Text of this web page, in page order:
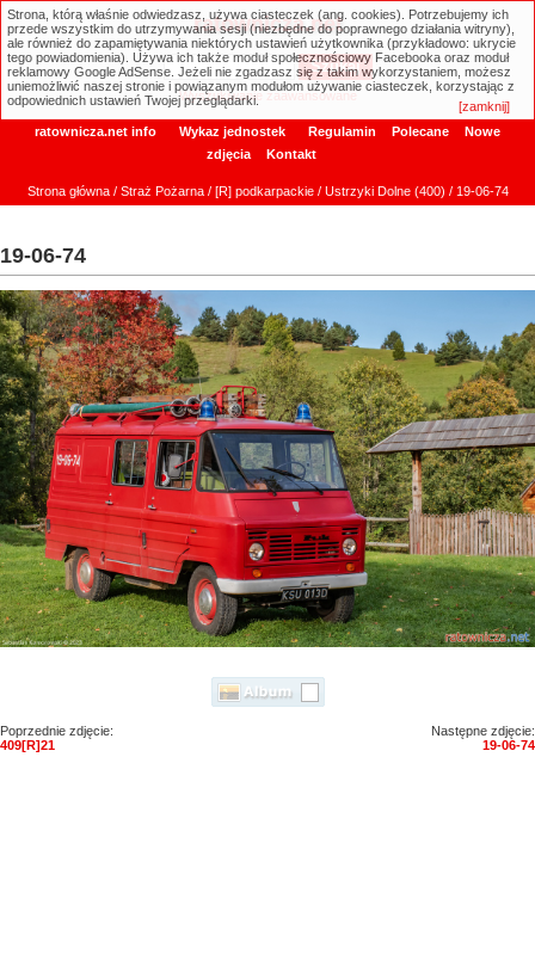
ratownicza.net
Wyszukiwanie zaawansowane
ratownicza.net info Wykaz jednostek Regulamin Polecane
Nowe
zdjęcia
Kontakt
Strona główna/ Straż Pożarna/ [R] podkarpackie/ Ustrzyki Dolne (400) / 19-06-74
19-06-74
Poprzednie zdjęcie:
409[R]21
Następne zdjęcie:
19-06-74
Strona, którą właśnie odwiedzasz, używa ciasteczek (ang. cookies). Potrzebujemy ich
przede wszystkim do utrzymywania sesji (niezbędne do poprawnego działania witryny),
ale również do zapamiętywania niektórych ustawień użytkownika (przykładowo: ukrycie
tego powiadomienia). Używa ich także moduł społecznościowy Facebooka oraz moduł
reklamowy Google AdSense. Jeżeli nie zgadzasz się z takim wykorzystaniem, możesz
uniemożliwić naszej stronie i powiązanym modułom używanie ciasteczek, korzystając z
odpowiednich ustawień Twojej przeglądarki.
[zamknij]